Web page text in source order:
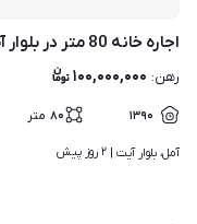
اجاره خانه 80 متر در بلوار آیت
رهن: ۱۰۰,۰۰۰,۰۰۰
۱۳۹۰ ۸۰ متر
آمل، بلوار آیت | ۲ روز پیش